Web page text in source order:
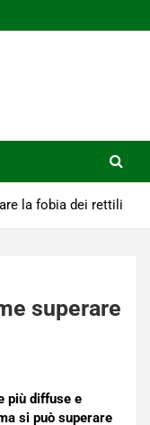
la fobia dei rettili
superare
più diffuse e
si può superare